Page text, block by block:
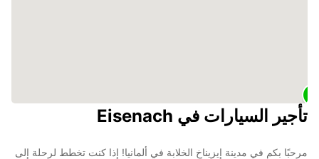
تأجير السيارات في Eisenach
مرحبًا بكم في مدينة إيزيناخ الخلابة في ألمانيا! إذا كنت تخطط لرحلة إلى